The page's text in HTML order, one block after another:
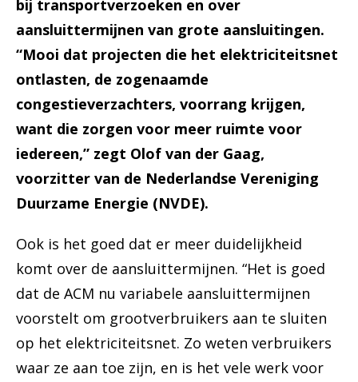
bij transportverzoeken en over
aansluittermijnen van grote aansluitingen.
“Mooi dat projecten die het elektriciteitsnet
ontlasten, de zogenaamde
congestieverzachters, voorrang krijgen,
want die zorgen voor meer ruimte voor
iedereen,” zegt Olof van der Gaag,
voorzitter van de Nederlandse Vereniging
Duurzame Energie (NVDE).
Ook is het goed dat er meer duidelijkheid
komt over de aansluittermijnen. “Het is goed
dat de ACM nu variabele aansluittermijnen
voorstelt om grootverbruikers aan te sluiten
op het elektriciteitsnet. Zo weten verbruikers
waar ze aan toe zijn, en is het vele werk voor